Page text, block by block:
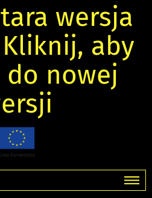
wersja
aby
do nowej